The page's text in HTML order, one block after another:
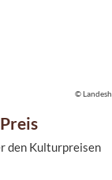
den Kulturpreisen
©